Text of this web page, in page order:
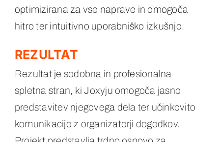
optimizirana za vse naprave in omogoča
hitro ter intuitivno uporabniško izkušnjo.
REZULTAT
Rezultat je sodobna in profesionalna
spletna stran, ki Joxyju omogoča jasno
predstavitev njegovega dela ter učinkovito
komunikacijo z organizatorji dogodkov.